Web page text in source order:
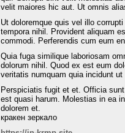
velit maiores hic aut. Ut omnis
Ut doloremque quis vel illo
tempora nihil. Provident aliquam
commodi. Perferendis cum eum
Quia fuga similique laboriosam
dolorum nihil. Quod ex est eum
veritatis numquam quia incidunt ut
Perspiciatis fugit et et. Officia
est quasi harum. Molestias in ea
dolorem et.
кракен зеркало